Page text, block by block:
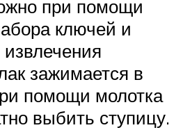
при помощи
ключей и
зажимается в
помощи молотка
выбить ступицу.